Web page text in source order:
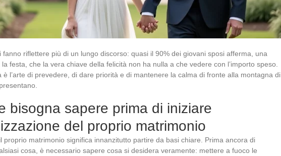
fanno riflettere più di un lungo discorso: quasi il 90% dei giovani sposi afferma, una
festa, che la vera chiave della felicità non ha nulla a che vedere con l’importo speso.
è l’arte di prevedere, di dare priorità e di mantenere la calma di fronte alla montagna di
bisogna sapere prima di iniziare
del proprio matrimonio
proprio matrimonio significa innanzitutto partire da basi chiare. Prima ancora di
cosa, è necessario sapere cosa si desidera veramente: mettere a fuoco le